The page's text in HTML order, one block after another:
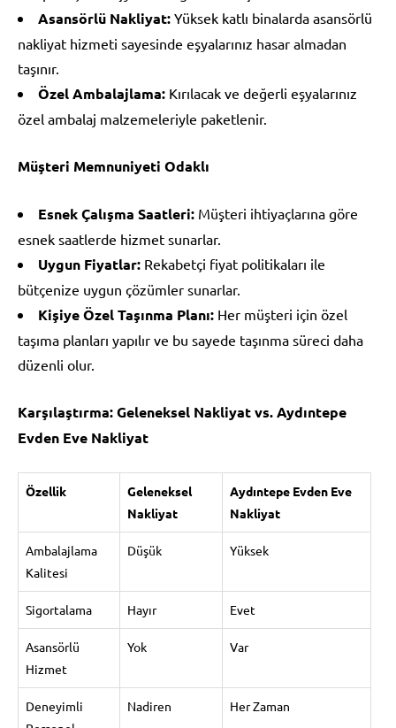
Asansörlü Nakliyat: Yüksek katlı binalarda asansörlü
nakliyat hizmeti sayesinde eşyalarınız hasar almadan
taşınır.
Özel Ambalajlama: Kırılacak ve değerli eşyalarınız
özel ambalaj malzemeleriyle paketlenir.
Müşteri Memnuniyeti Odaklı
Esnek Çalışma Saatleri: Müşteri ihtiyaçlarına göre
esnek saatlerde hizmet sunarlar.
Uygun Fiyatlar: Rekabetçi fiyat politikaları ile
bütçenize uygun çözümler sunarlar.
Kişiye Özel Taşınma Planı: Her müşteri için özel
taşıma planları yapılır ve bu sayede taşınma süreci daha
düzenli olur.
Karşılaştırma: Geleneksel Nakliyat vs. Aydıntepe
Evden Eve Nakliyat
Özellik
Geleneksel
Nakliyat
Aydıntepe Evden Eve
Nakliyat
Ambalajlama
Kalitesi
Düşük Yüksek
Sigortalama Hayır Evet
Asansörlü
Hizmet
Yok Var
Deneyimli
Nadiren Her Zaman